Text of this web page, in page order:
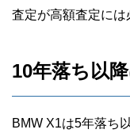
査定が高額査定には
10年落ち以
BMW X1は5年落ち